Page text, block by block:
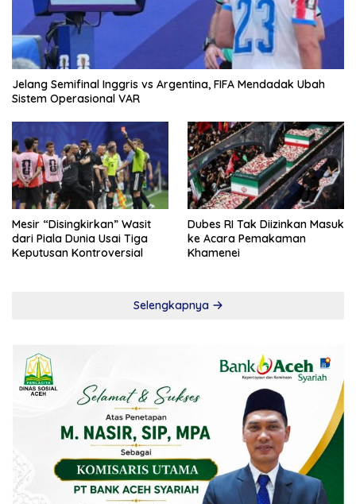
Jelang Semifinal Inggris vs Argentina, FIFA Mendadak Ubah
Sistem Operasional VAR
Mesir “Disingkirkan” Wasit
dari Piala Dunia Usai Tiga
Keputusan Kontroversial
Dubes RI Tak Diizinkan Masuk
ke Acara Pemakaman
Khamenei
Selengkapnya